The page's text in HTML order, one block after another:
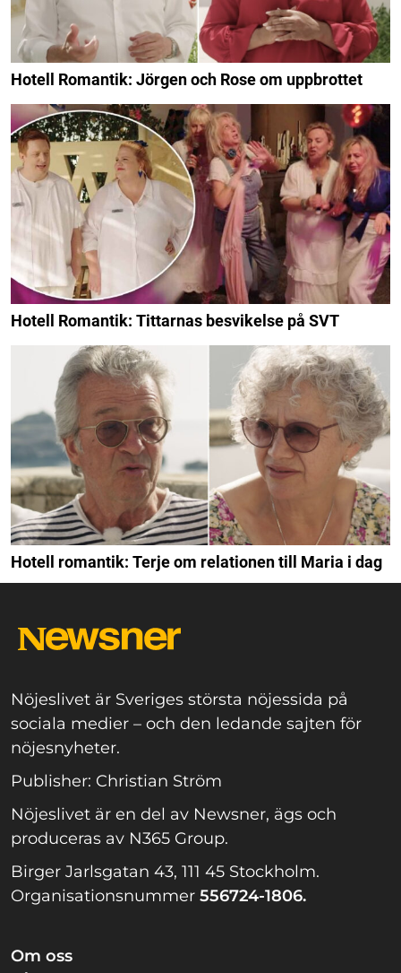
Hotell Romantik: Jörgen och Rose om uppbrottet
Hotell Romantik: Tittarnas besvikelse på SVT
Hotell romantik: Terje om relationen till Maria i dag
Nöjeslivet är Sveriges största nöjessida på
sociala medier – och den ledande sajten för
nöjesnyheter.
Publisher: Christian Ström
Nöjeslivet är en del av Newsner, ägs och
produceras av N365 Group.
Birger Jarlsgatan 43, 111 45 Stockholm.
Organisationsnummer 556724-1806.
Om oss